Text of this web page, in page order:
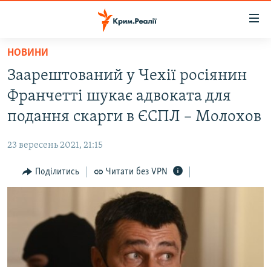
Перейти
основного
матеріалу
Перейти
до
основної
навігації
Перейти
до
ВОДА.КРИМ
ВІДЕО ТА ФОТО
БЛОГИ
ПОГЛЯД
ВСЕ ЗА ДЕНЬ
СПЕЦПРОЕКТИ
ДЕПОРТАЦІЯ
ЯК ОБІЙТИ БЛОКУВАННЯ
НОВИНИ
Заарештований у Чехії росіянин
Франчетті шукає адвоката для
подання скарги в ЄСПЛ – Молохов
23 вересень 2021, 21:15
Поділитись Читати без VPN